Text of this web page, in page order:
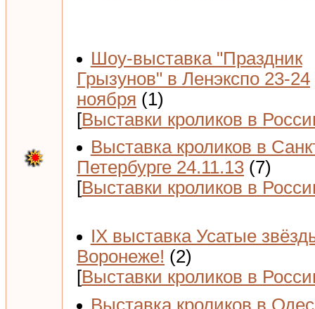
Шоу-выставка "Праздник
Грызунов" в Ленэкспо 23-24
ноября (1)
[Выставки кроликов в
Выставка кроликов в
Петербурге 24.11.13 (7)
[Выставки кроликов в
IX выставка Усатые
Воронеже! (2)
[Выставки кроликов в
Выставка кроликов в